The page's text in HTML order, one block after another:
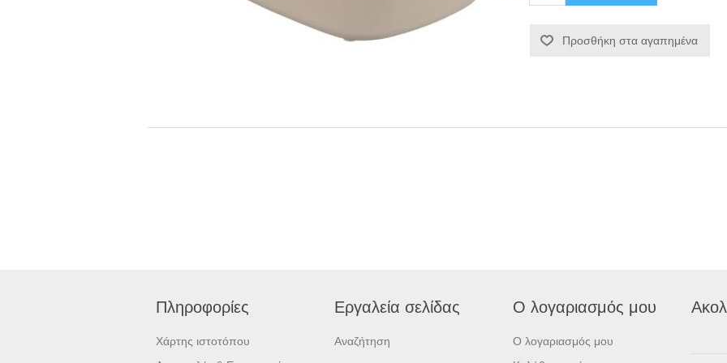
Προσθήκη στα αγαπημένα
Πληροφορίες
Χάρτης ιστοτόπου
Εργαλεία σελίδας
Αναζήτηση
Ο λογαριασμός μου
Ο λογαριασμός μου